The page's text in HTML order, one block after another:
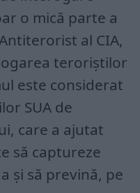
o mică parte a
al CIA,
teroriștilor
este considerat
SUA de
care a ajutat
să captureze
şi să prevină, pe